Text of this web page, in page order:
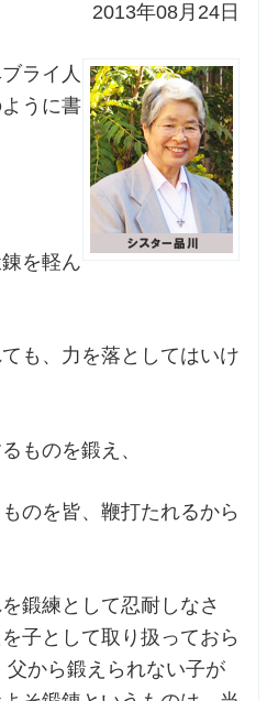
2013年08月24日
ライ人
うに書
を軽ん
も、力を落としてはいけ
ものを鍛え、
のを皆、鞭打たれるから
鍛練として忍耐しなさ
子として取り扱っておら
から鍛えられない子が